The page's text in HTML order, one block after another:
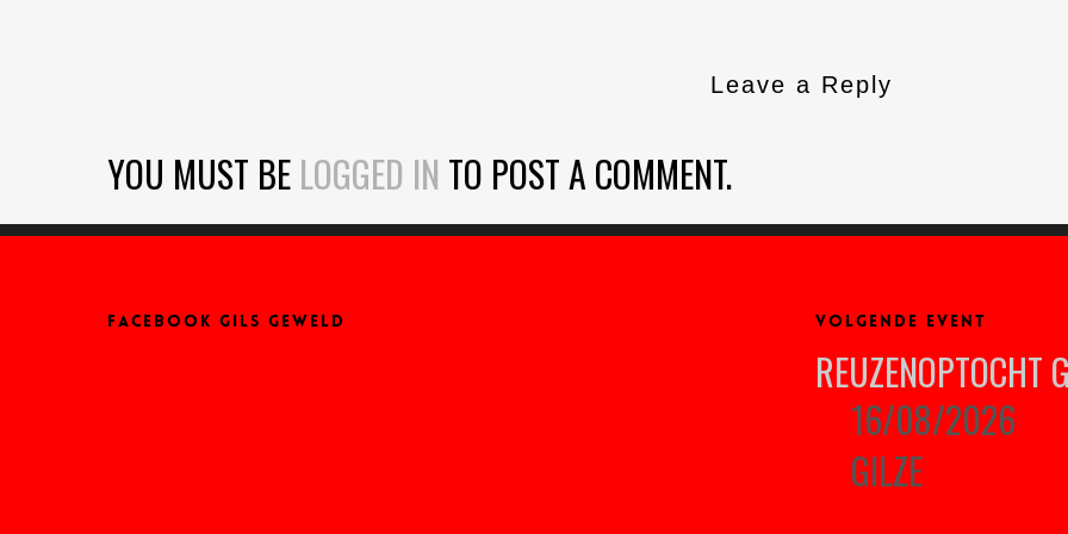
Leave a Reply
YOU MUST BE LOGGED IN TO POST A COMMENT.
FACEBOOK GILS GEWELD VOLGENDE EVENT
REUZENOPTOCHT
16/08/2026
GILZE